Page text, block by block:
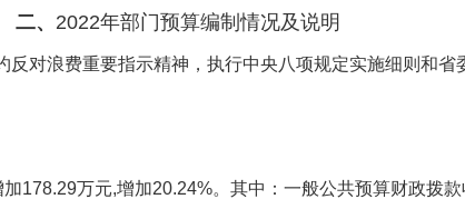
二、 2022年部门预算编制情况及说明
对浪费重要指示精神，执行中央八项规定实施细则和
加178.29万元,增加20.24%。其中：一般公共预算财政拨款